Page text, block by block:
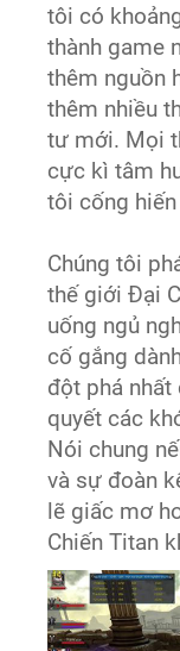
tôi có
thành game
thêm nguồn
thêm nhiều
tư mới. Mọi
cực kì tâm
tôi cống
Chúng tôi
thế giới Đại
uống ngủ
cố gắng
đột phá
quyết các
Nói chung
và sự đoàn
lẽ giấc mơ
Chiến Titan